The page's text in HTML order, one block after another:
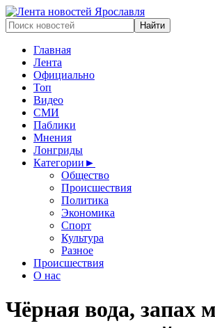
Главная
Лента
Официально
Топ
Видео
СМИ
Паблики
Мнения
Лонгриды
Категории ►
Общество
Происшествия
Политика
Экономика
Спорт
Культура
Разное
Происшествия
О нас
Чёрная вода, запах